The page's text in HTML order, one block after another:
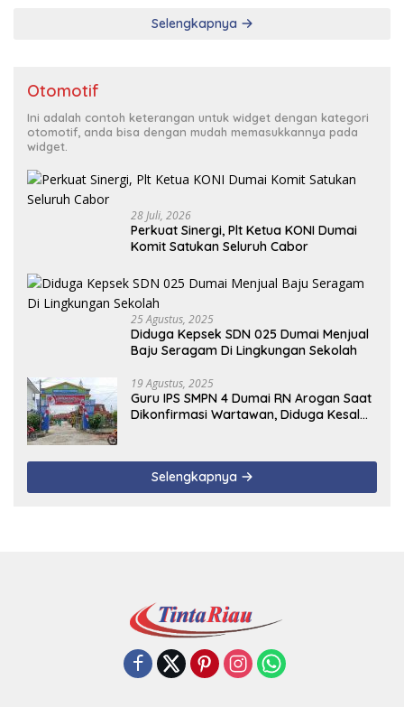
Selengkapnya
Otomotif
Ini adalah contoh keterangan untuk widget dengan kategori
otomotif, anda bisa dengan mudah memasukkannya pada
widget.
28 Juli, 2026
Perkuat Sinergi, Plt Ketua KONI Dumai
Komit Satukan Seluruh Cabor
25 Agustus, 2025
Diduga Kepsek SDN 025 Dumai Menjual
Baju Seragam Di Lingkungan Sekolah
19 Agustus, 2025
Guru IPS SMPN 4 Dumai RN Arogan Saat
Dikonfirmasi Wartawan, Diduga Kesal
Selengkapnya